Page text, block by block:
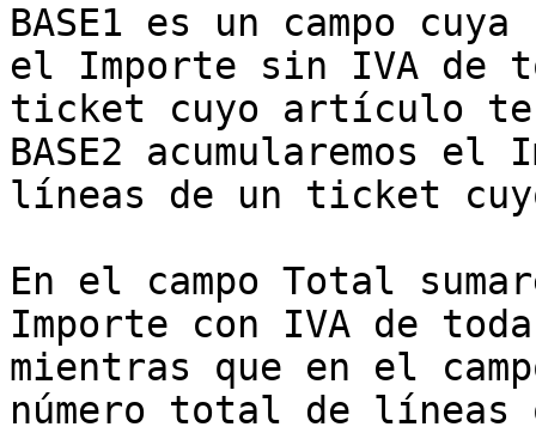
BASE1 es un campo
el Importe sin IVA de
ticket cuyo artículo
BASE2 acumularemos
líneas de un ticket
En el campo Total
Importe con IVA de
mientras que en el
número total de líneas